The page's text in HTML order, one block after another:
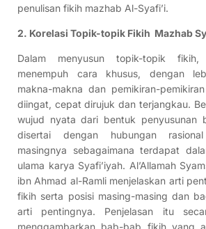
penulisan fikih mazhab Al-Syafi’i.
2. Korelasi Topik-topik Fikih Mazhab
Dalam menyusun topik-topik fikih,
menempuh cara khusus, dengan
makna-makna dan pemikiran-
diingat, cepat dirujuk dan terjangkau.
wujud nyata dari bentuk penyusunan
disertai dengan hubungan
masingnya sebagaimana terdapat
ulama karya Syafi’iyah. Al’Allamah
ibn Ahmad al-Ramli menjelaskan arti
fikih serta posisi masing-masing dan
arti pentingnya. Penjelasan itu